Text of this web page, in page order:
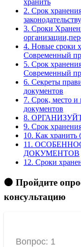
2. Срок
3. Сроки
4. Новые сроки
Современный
5. Срок
Современный
6. Секреты
документов
7. Срок, место и
документов
8.
9. Срок
10. Как хранить
11.
ДОКУМЕНТОВ
12. Сроки
🟠 Пройдите
консультацию